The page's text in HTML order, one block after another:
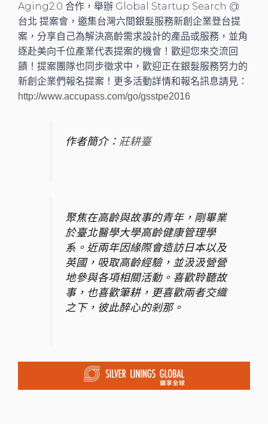
Aging2.0 合作，舉辦 Global Startup Search @
台北 提案會，邀集台灣六間銀髮服務新創企業登台提
案，分享自己為解決高齡需求設計的產品或服務，並角
逐赴美向千位產業代表提案的機會！歡迎您來交流回
饋！提案團隊也同步徵求中，歡迎正在銀髮服務努力的
新創企業們報名提案！更多活動詳情和報名訊息請見：
http://www.accupass.com/go/gsstpe2016
作者簡介： 莊耕臺
聚焦在高齡與故事的青年，剛畢業
於臺北醫學大學高齡健康管理學
系。近兩年因緣際會造訪日本以及
英國，吸取高齡經驗，並汲汲營營
地參與各項相關活動。喜歡聆聽故
事，也喜歡筆耕，更喜歡兩者交織
之下，彼此醉心的剎那。